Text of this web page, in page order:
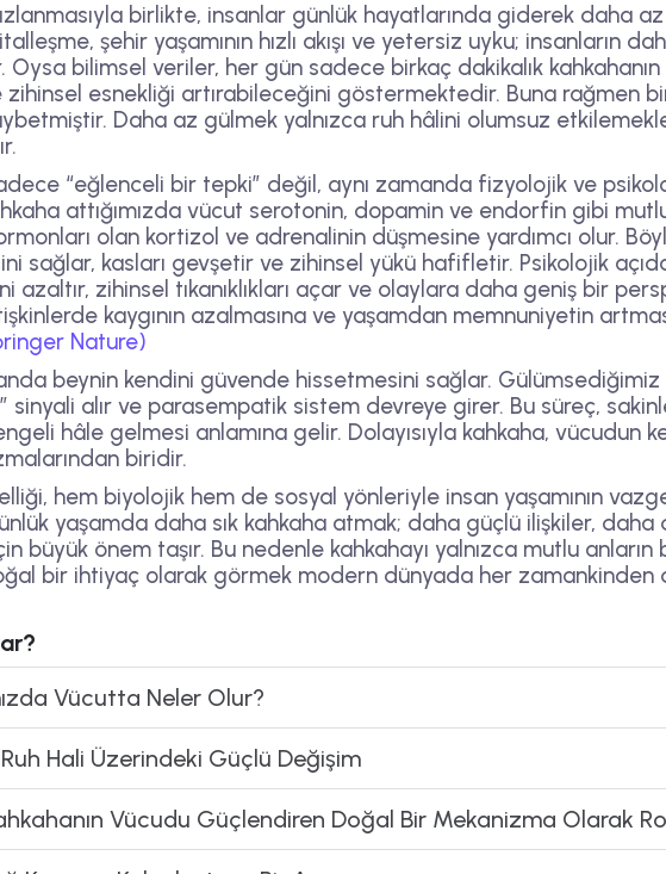
birlikte, insanlar günlük hayatlarında giderek daha az
şehir yaşamının hızlı akışı ve yetersiz uyku; insanların
Oysa bilimsel veriler, her gün sadece birkaç dakikalık kahkahanın
esnekliği artırabileceğini göstermektedir. Buna rağmen
Daha az gülmek yalnızca ruh hâlini olumsuz
“eğlenceli bir tepki” değil, aynı zamanda fizyolojik ve
attığımızda vücut serotonin, dopamin ve endorfin gibi
olan kortizol ve adrenalinin düşmesine yardımcı olur.
sağlar, kasları gevşetir ve zihinsel yükü hafifletir. Psikolojik
azaltır, zihinsel tıkanıklıkları açar ve olaylara daha geniş bir
kaygının azalmasına ve yaşamdan memnuniyetin
Nature)
beynin kendini güvende hissetmesini sağlar.
sinyali alır ve parasempatik sistem devreye girer. Bu süreç,
hâle gelmesi anlamına gelir. Dolayısıyla kahkaha, vücudun
biridir.
hem biyolojik hem de sosyal yönleriyle insan yaşamının
yaşamda daha sık kahkaha atmak; daha güçlü ilişkiler,
büyük önem taşır. Bu nedenle kahkahayı yalnızca mutlu
bir ihtiyaç olarak görmek modern dünyada her zamankinden
Vücutta Neler Olur?
Hali Üzerindeki Güçlü Değişim
Vücudu Güçlendiren Doğal Bir Mekanizma Olarak